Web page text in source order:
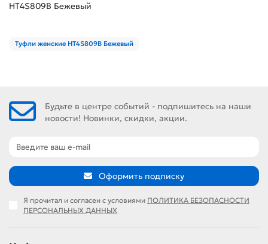
HT4S809B Бежевый
Туфли женские HT4S809B Бежевый
Будьте в центре событий - подпишитесь на наши
новости! Новинки, скидки, акции.
Оформить подписку
Я прочитал и согласен с условиями ПОЛИТИКА БЕЗОПАСНОСТИ
ПЕРСОНАЛЬНЫХ ДАННЫХ